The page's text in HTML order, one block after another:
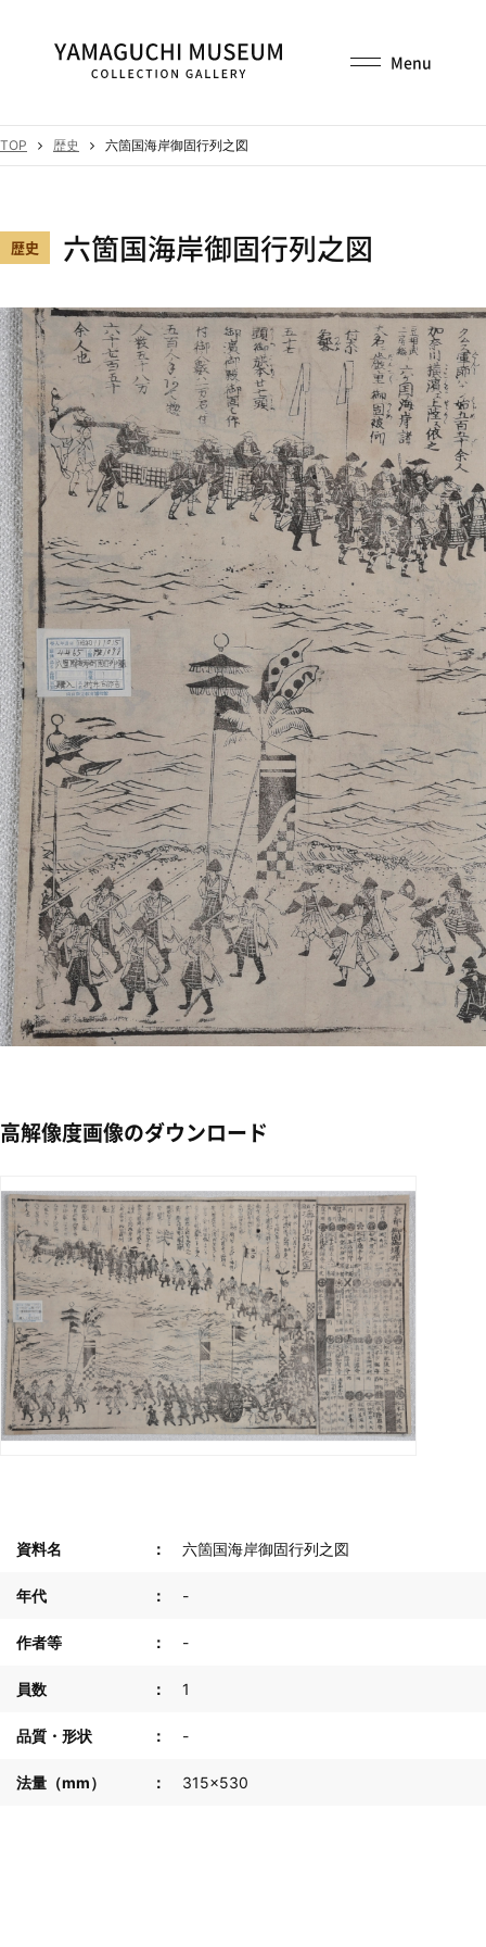
TOP 歴史 六箇国海岸御固行列之図
歴史 六箇国海岸御固行列之図
高解像度画像のダウンロード
資料名 六箇国海岸御固行列之図
年代 -
作者等 -
員数 1
品質・形状 -
法量（mm） 315×530